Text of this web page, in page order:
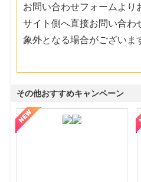
お問い合わせフォームより
サイト側へ直接お問い合わ
象外となる場合がございま
その他おすすめキャンペーン